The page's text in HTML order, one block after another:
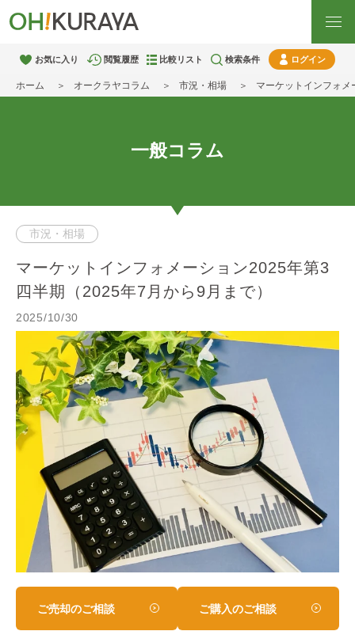
お気に入り 閲覧履歴 比較リスト 検索条件 ログイン
ホーム オークラヤコラム 市況・相場 マーケットインフォ
一般コラム
市況・相場
マーケットインフォメーション2025年第3
四半期（2025年7月から9月まで）
2025/10/30
ご売却のご相談 ご購入のご相談